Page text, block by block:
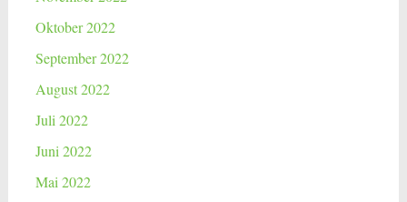
Oktober 2022
September 2022
August 2022
Juli 2022
Juni 2022
Mai 2022